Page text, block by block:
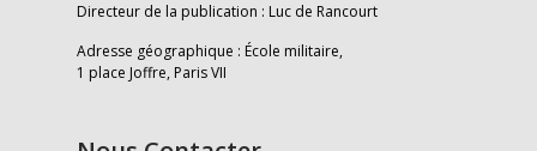
Directeur de la publication : Luc de Rancourt
Adresse géographique : École militaire,
1 place Joffre, Paris VII